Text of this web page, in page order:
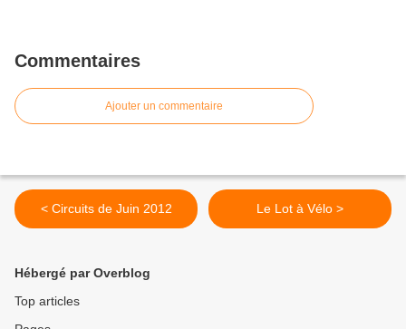
Commentaires
Ajouter un commentaire
< Circuits de Juin 2012 Le Lot à Vélo >
Hébergé par Overblog
Top articles